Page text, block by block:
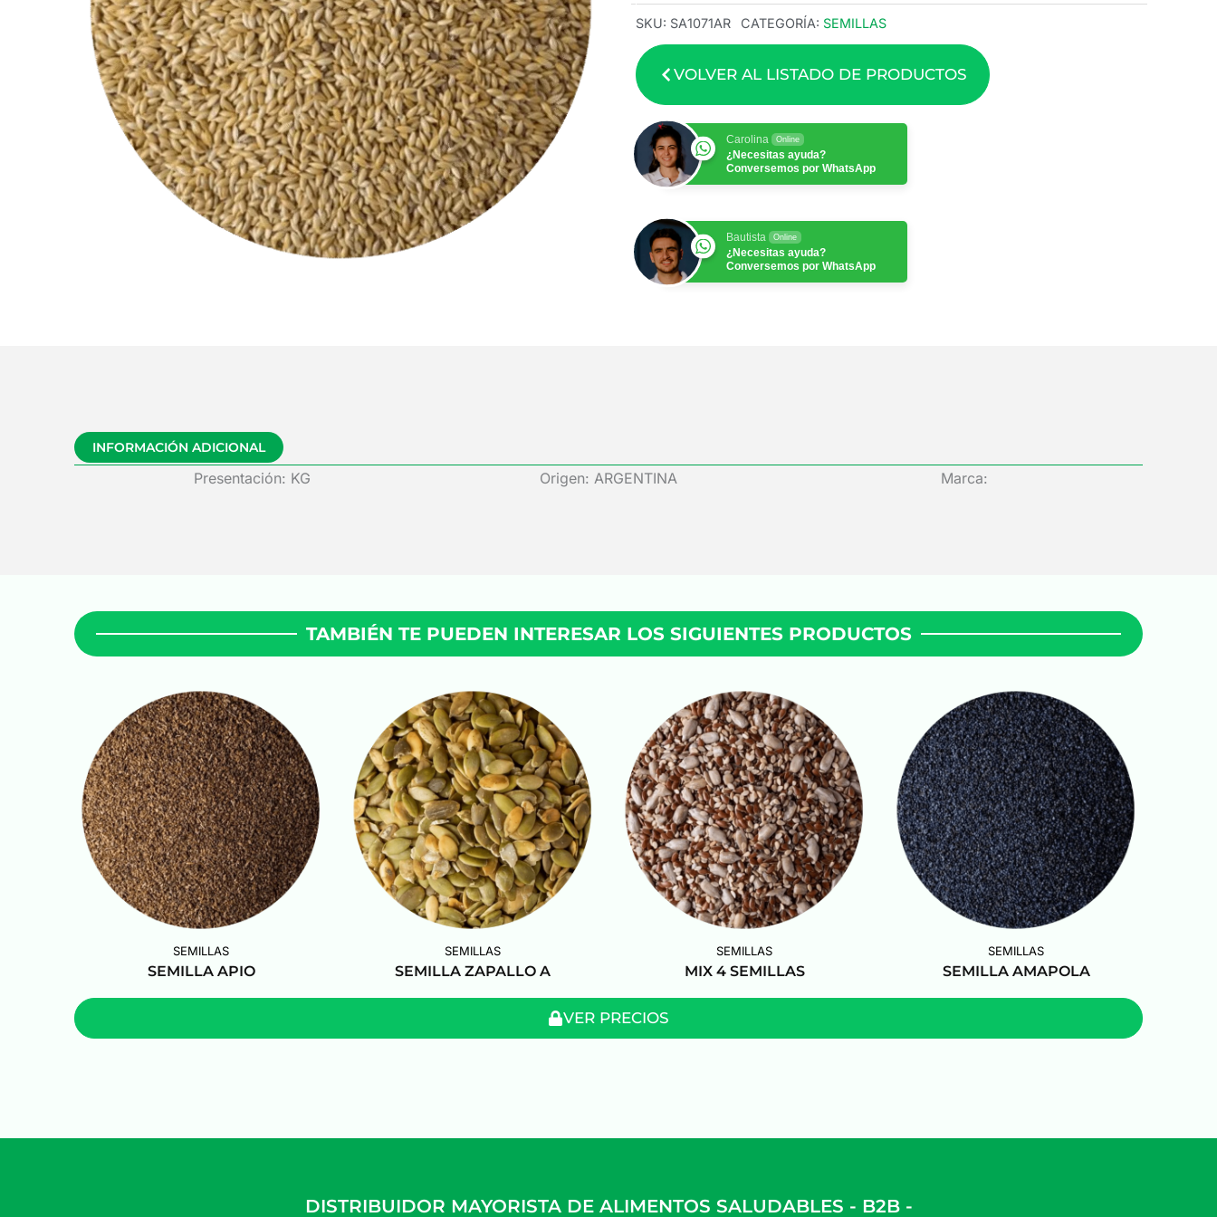
SKU: SA1071AR CATEGORÍA: SEMILLAS
VOLVER AL LISTADO DE PRODUCTOS
Carolina Online
¿Necesitas ayuda?
Conversemos por WhatsApp
Bautista Online
¿Necesitas ayuda?
Conversemos por WhatsApp
INFORMACIÓN ADICIONAL
Presentación: KG Origen: ARGENTINA Marca:
TAMBIÉN TE PUEDEN INTERESAR LOS SIGUIENTES PRODUCTOS
SEMILLAS
SEMILLA APIO
SEMILLAS
SEMILLA ZAPALLO A
SEMILLAS
MIX 4 SEMILLAS
SEMILLAS
SEMILLA AMAPOLA
VER PRECIOS
DISTRIBUIDOR MAYORISTA DE ALIMENTOS SALUDABLES - B2B -